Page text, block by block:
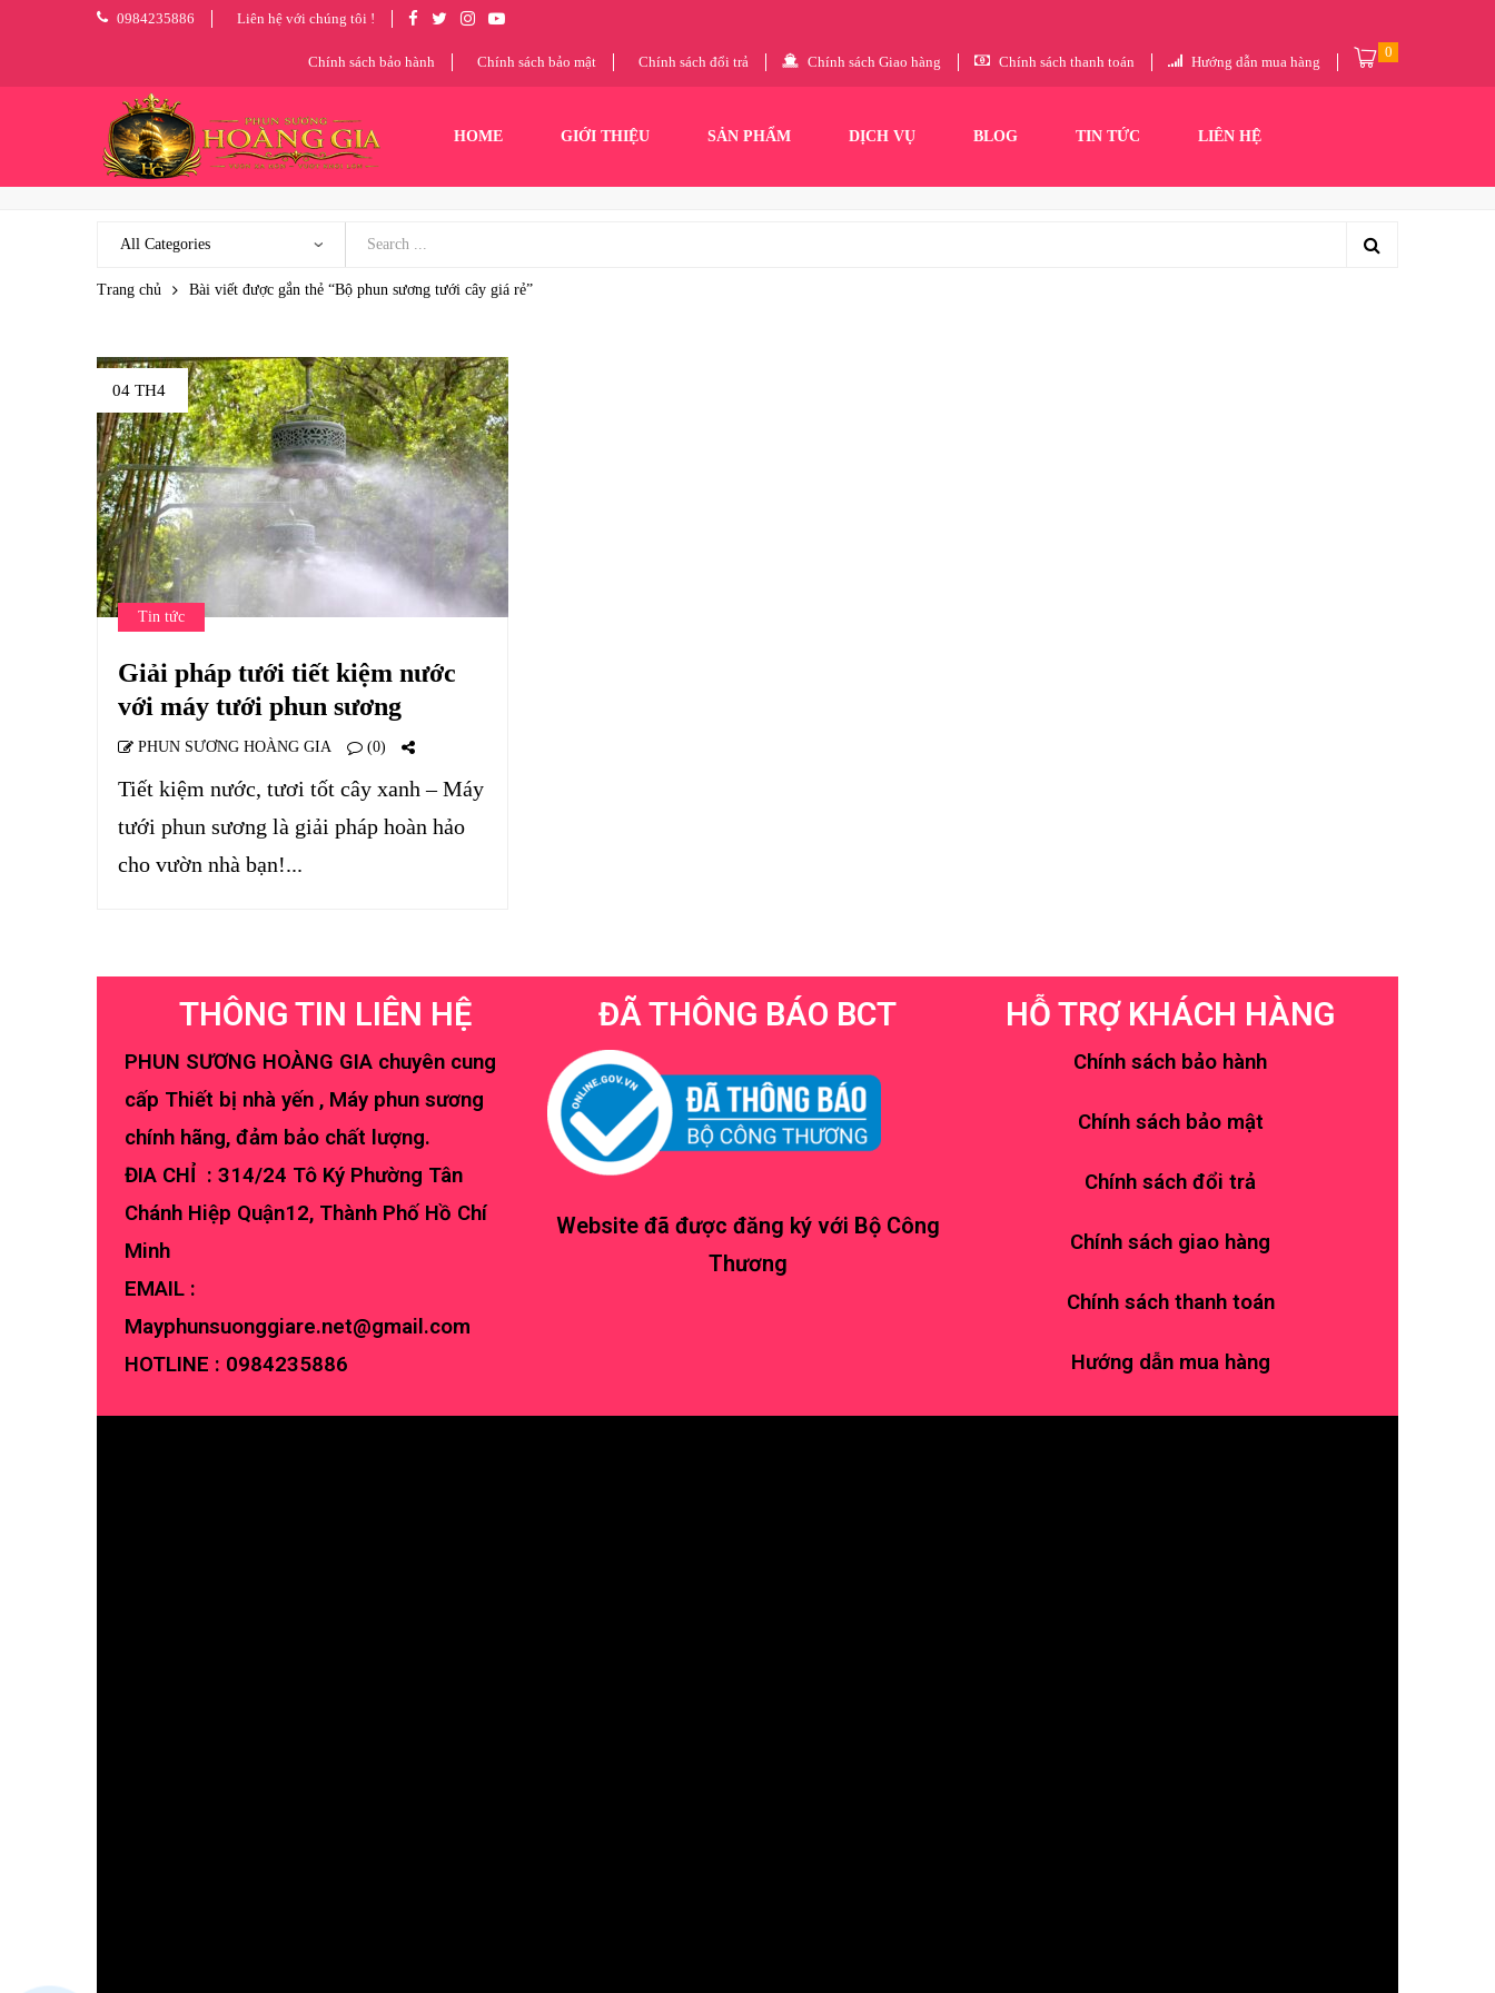
0984235886 Liên hệ với chúng tôi !
Chính sách bảo hành Chính sách bảo mật Chính sách đổi trả Chính sách Giao hàng Chính sách thanh toán Hướng dẫn mua hàng
0
HOME GIỚI THIỆU SẢN PHẨM DỊCH VỤ BLOG TIN TỨC LIÊN HỆ
Trang chủ Bài viết được gắn thẻ “Bộ phun sương tưới cây giá rẻ”
04 TH4
Tin tức
Giải pháp tưới tiết kiệm nước
với máy tưới phun sương
PHUN SƯƠNG HOÀNG GIA (0)
Tiết kiệm nước, tươi tốt cây xanh – Máy
tưới phun sương là giải pháp hoàn hảo
cho vườn nhà bạn!...
THÔNG TIN LIÊN HỆ
PHUN SƯƠNG HOÀNG GIA chuyên cung
cấp Thiết bị nhà yến , Máy phun sương
chính hãng, đảm bảo chất lượng.
ĐIA CHỈ : 314/24 Tô Ký Phường Tân
Chánh Hiệp Quận12, Thành Phố Hồ Chí
Minh
EMAIL :
Mayphunsuonggiare.net@gmail.com
HOTLINE : 0984235886
ĐÃ THÔNG BÁO BCT
Website đã được đăng ký với Bộ Công
Thương
HỖ TRỢ KHÁCH HÀNG
Chính sách bảo hành
Chính sách bảo mật
Chính sách đổi trả
Chính sách giao hàng
Chính sách thanh toán
Hướng dẫn mua hàng